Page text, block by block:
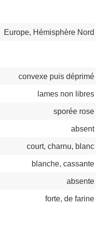
Europe, Hémisphère Nord
convexe puis déprimé
lames non libres
sporée rose
absent
court, charnu, blanc
blanche, cassante
absente
forte, de farine